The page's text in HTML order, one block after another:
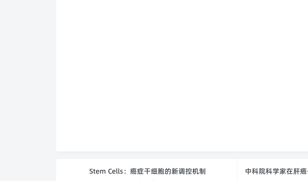
Stem Cells：癌症干细胞的新调控机制